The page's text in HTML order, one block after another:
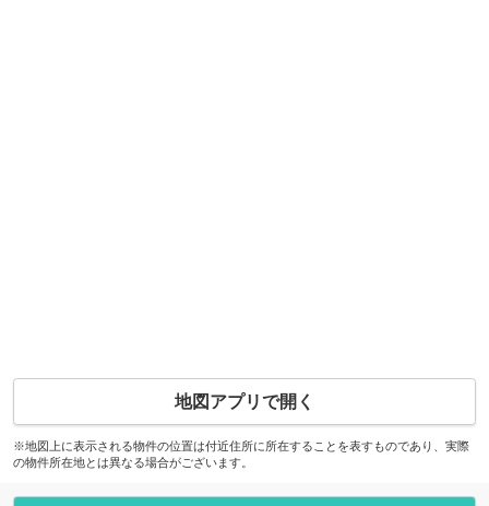
地図アプリで開く
※地図上に表示される物件の位置は付近住所に所在することを表すものであり、実際
の物件所在地とは異なる場合がございます。